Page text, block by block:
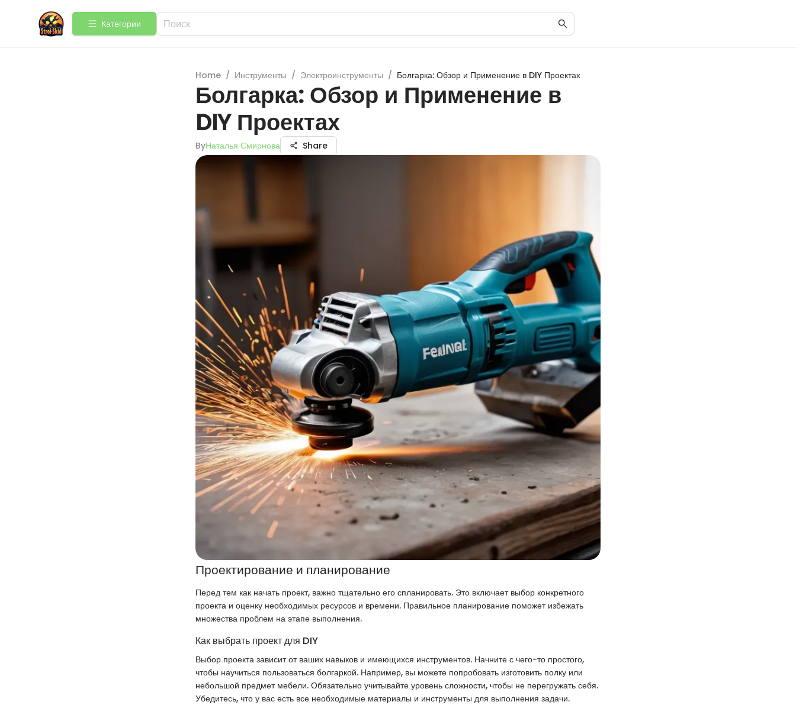
Категории
Home / Инструменты / Электроинструменты / Болгарка: Обзор и Применение в DIY Проектах
Болгарка: Обзор и Применение в
DIY Проектах
ByНаталья Смирнова Share
Проектирование и планирование
Перед тем как начать проект, важно тщательно его спланировать. Это включает выбор конкретного
проекта и оценку необходимых ресурсов и времени. Правильное планирование поможет избежать
множества проблем на этапе выполнения.
Как выбрать проект для DIY
Выбор проекта зависит от ваших навыков и имеющихся инструментов. Начните с чего-то простого,
чтобы научиться пользоваться болгаркой. Например, вы можете попробовать изготовить полку или
небольшой предмет мебели. Обязательно учитывайте уровень сложности, чтобы не перегружать себя.
Убедитесь, что у вас есть все необходимые материалы и инструменты для выполнения задачи.